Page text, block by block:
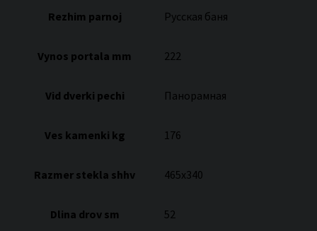
Rezhim parnoj Русская баня
Vynos portala mm 222
Vid dverki pechi Панорамная
Ves kamenki kg 176
Razmer stekla shhv 465х340
Dlina drov sm 52